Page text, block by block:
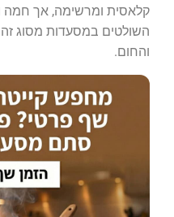
קלאסית ומרשימה, אך חמה
השולטים במסעדות מסוג
והחום.